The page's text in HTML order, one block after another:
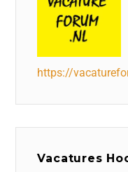
https://
Vacatures